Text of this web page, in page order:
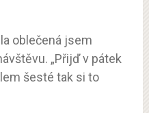
oblečená jsem
„Přijď v pátek
šesté tak si to